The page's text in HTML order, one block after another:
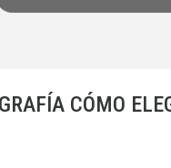
CÓMO